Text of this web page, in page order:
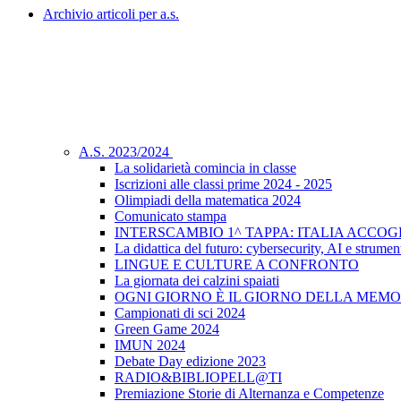
Archivio articoli per a.s.
A.S. 2023/2024
La solidarietà comincia in classe
Iscrizioni alle classi prime 2024 - 2025
Olimpiadi della matematica 2024
Comunicato stampa
INTERSCAMBIO 1^ TAPPA: ITALIA
La didattica del futuro: cybersecurity, AI e
LINGUE E CULTURE A CONFRONTO
La giornata dei calzini spaiati
OGNI GIORNO È IL GIORNO DELLA
Campionati di sci 2024
Green Game 2024
IMUN 2024
Debate Day edizione 2023
RADIO&BIBLIOPELL@TI
Premiazione Storie di Alternanza e Competenze